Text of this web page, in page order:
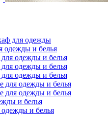
для одежды
одежды и белья
одежды и белья
одежды и белья
одежды и белья
одежды и белья
одежды и белья
и белья
и белья